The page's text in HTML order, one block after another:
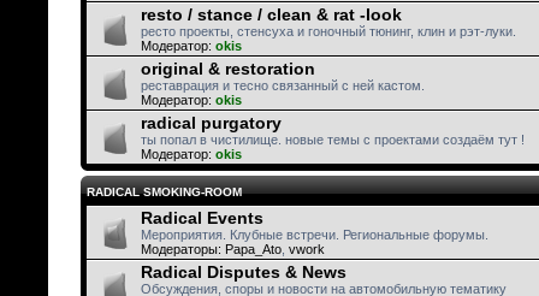
resto / stance / clean & rat -look
ресто проекты, стенсуха и гоночный тюнинг, клин и рэт-луки.
Модератор: okis
original & restoration
реставрация и тесно связанный с ней кастом.
Модератор: okis
radical purgatory
ты попал в чистилище. новые темы с проектами создаём тут !
Модератор: okis
RADICAL SMOKING-ROOM
Radical Events
Мероприятия. Клубные встречи. Региональные форумы.
Модераторы: Papa_Ato vwork
Radical Disputes & News
Обсуждения, споры и новости на автомобильную тематику